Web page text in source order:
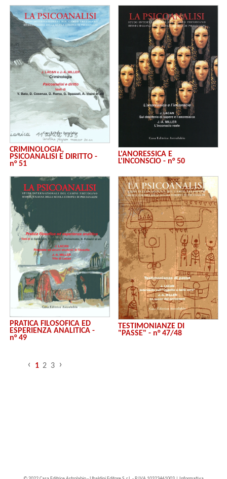
CRIMINOLOGIA,
PSICOANALISI E DIRITTO -
n° 51
L'ANORESSICA E
L'INCONSCIO - n° 50
PRATICA FILOSOFICA ED
ESPERIENZA ANALITICA -
n° 49
TESTIMONIANZE DI
"PASSE" - n° 47/48
‹ 1 2 3 ›